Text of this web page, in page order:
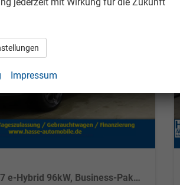
Longitude 1.5 T4 DCT7 e-Hybrid 96kW, Business-Paket, 2-Zonen-Klimaautomatik, AppleCarPlay&Android Auto, Radio DAB, Freisprecheinrichtung, Tempomat, LaneSense, Notrufsystem, 16"-Leichtmetallfelgen, uvm.
Impressum